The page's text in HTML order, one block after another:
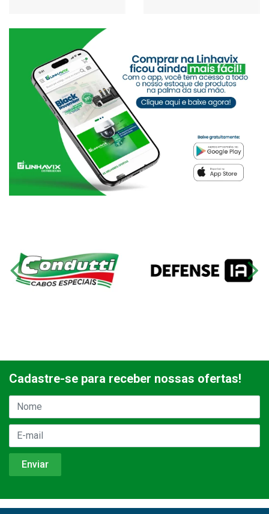
Cadastre-se para receber nossas ofertas!